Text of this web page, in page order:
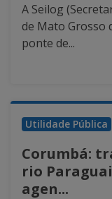
A Seilog
de Mato Grosso
ponte de...
Utilidade Pública
Corumbá:
rio
agen...